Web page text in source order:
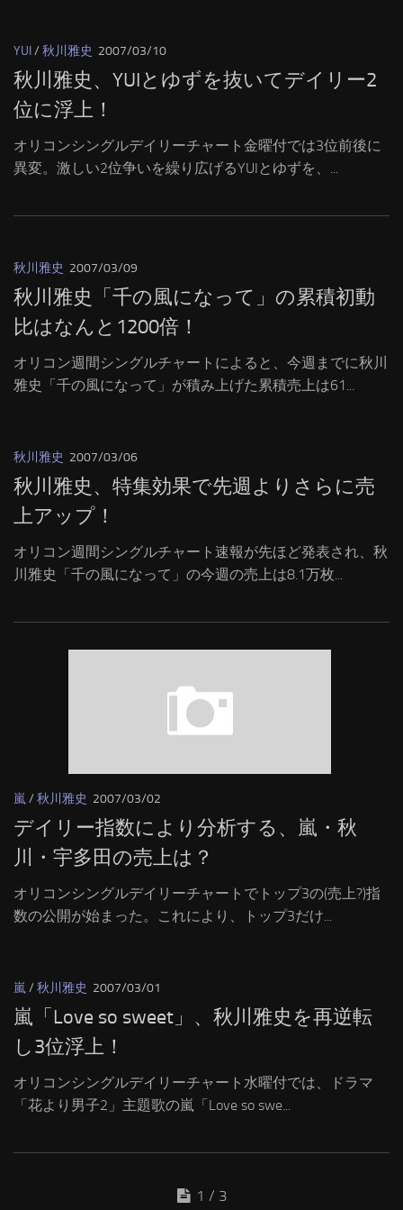
YUI/ 秋川雅史 2007/03/10
秋川雅史、YUIとゆずを抜いてデイリー2
位に浮上！
オリコンシングルデイリーチャート金曜付では3位前後に
異変。激しい2位争いを繰り広げるYUIとゆずを、...
秋川雅史 2007/03/09
秋川雅史「千の風になって」の累積初動
比はなんと1200倍！
オリコン週間シングルチャートによると、今週までに秋川
雅史「千の風になって」が積み上げた累積売上は61...
秋川雅史 2007/03/06
秋川雅史、特集効果で先週よりさらに売
上アップ！
オリコン週間シングルチャート速報が先ほど発表され、秋
川雅史「千の風になって」の今週の売上は8.1万枚...
嵐/ 秋川雅史 2007/03/02
デイリー指数により分析する、嵐・秋
川・宇多田の売上は？
オリコンシングルデイリーチャートでトップ3の(売上?)指
数の公開が始まった。これにより、トップ3だけ...
嵐/ 秋川雅史 2007/03/01
嵐「Love so sweet」、秋川雅史を再逆転
し3位浮上！
オリコンシングルデイリーチャート水曜付では、ドラマ
「花より男子2」主題歌の嵐「Love so swe...
1 / 3